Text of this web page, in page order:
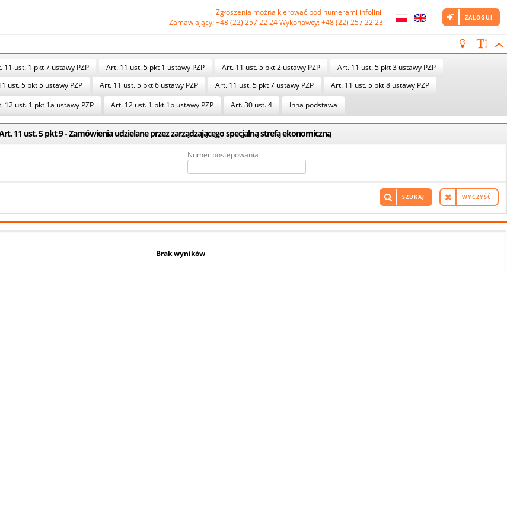
Zgłoszenia można kierować pod numerami infolinii
Zamawiający: +48 (22) 257 22 24 Wykonawcy: +48 (22) 257 22 23
ZALOGUJ
11 ust. 1 pkt 7 ustawy PZP Art. 11 ust. 5 pkt 1 ustawy PZP Art. 11 ust. 5 pkt 2 ustawy PZP
Art. 11 ust. 5 pkt 3 ustawy PZP
ust. 5 pkt 5 ustawy PZP Art. 11 ust. 5 pkt 6 ustawy PZP Art. 11 ust. 5 pkt 7 ustawy PZP
Art. 11 ust. 5 pkt 8 ustawy PZP
12 ust. 1 pkt 1a ustawy PZP Art. 12 ust. 1 pkt 1b ustawy PZP Art. 30 ust. 4 Inna podstawa
11 ust. 5 pkt 9 - Zamówienia udzielane przez zarządzającego specjalną strefą ekonomiczną
Numer postępowania
WYCZYŚĆ
SZUKAJ
Brak wyników